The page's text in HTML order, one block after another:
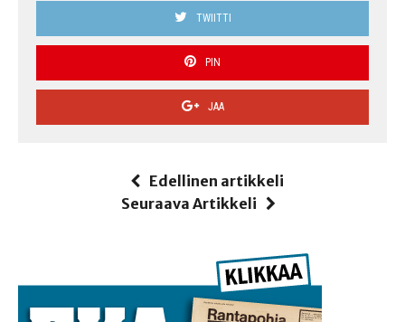
TWIITTI
PIN
JAA
Edellinen artikkeli
Seuraava Artikkeli